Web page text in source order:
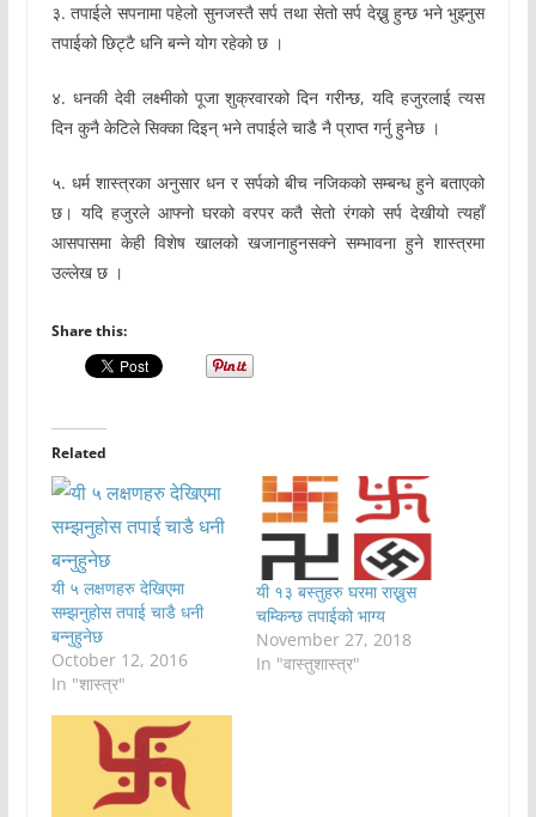
३. तपाईले सपनामा पहेलो सुनजस्तै सर्प तथा सेतो सर्प देख्नु हुन्छ भने भुझ्नुस
तपाईको छिट्टै धनि बन्ने योग रहेको छ ।
४. धनकी देवी लक्ष्मीको पूजा शुक्रवारको दिन गरीन्छ, यदि हजुरलाई त्यस
दिन कुनै केटिले सिक्का दिइन् भने तपाईले चाडै नै प्राप्त गर्नु हुनेछ ।
५. धर्म शास्त्रका अनुसार धन र सर्पको बीच नजिकको सम्बन्ध हुने बताएको
छ। यदि हजुरले आफ्नो घरको वरपर कतै सेतो रंगको सर्प देखीयो त्यहाँ
आसपासमा केही विशेष खालको खजानाहुनसक्ने सम्भावना हुने शास्त्रमा
उल्लेख छ ।
Share this:
Related
यी ५ लक्षणहरु देखिएमा
सम्झनुहोस तपाई चाडै धनी
बन्नुहुनेछ
October 12, 2016
In "शास्त्र"
यी १३ बस्तुहरु घरमा राख्नुस
चम्किन्छ तपाईको भाग्य
November 27, 2018
In "वास्तुशास्त्र"